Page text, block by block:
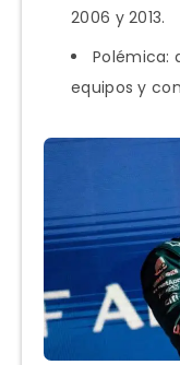
2006 y 2013.
Polémica:
equipos y